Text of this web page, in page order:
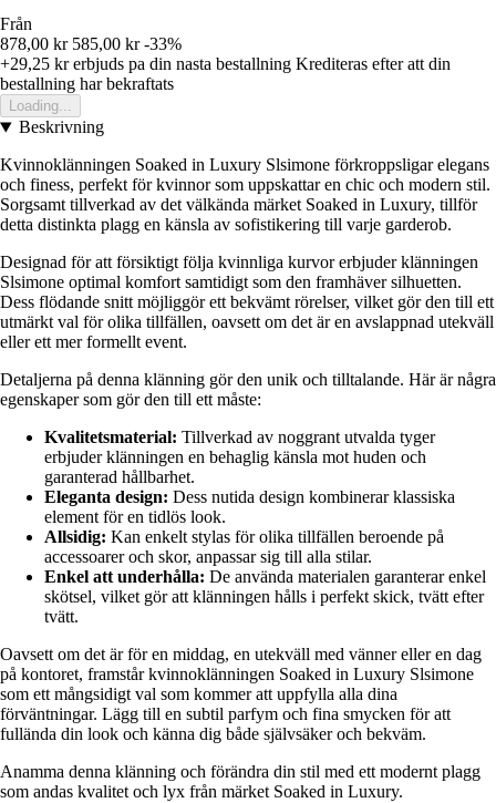
Från
878,00 kr 585,00 kr -33%
+29,25 krerbjuds pa din nasta bestallning Krediteras efter att din
bestallning har bekraftats
Loading...
Beskrivning
Kvinnoklänningen Soaked in Luxury Slsimone förkroppsligar elegans
och finess, perfekt för kvinnor som uppskattar en chic och modern stil.
Sorgsamt tillverkad av det välkända märket Soaked in Luxury, tillför
detta distinkta plagg en känsla av sofistikering till varje garderob.
Designad för att försiktigt följa kvinnliga kurvor erbjuder klänningen
Slsimone optimal komfort samtidigt som den framhäver silhuetten.
Dess flödande snitt möjliggör ett bekvämt rörelser, vilket gör den till ett
utmärkt val för olika tillfällen, oavsett om det är en avslappnad utekväll
eller ett mer formellt event.
Detaljerna på denna klänning gör den unik och tilltalande. Här är några
egenskaper som gör den till ett måste:
Kvalitetsmaterial: Tillverkad av noggrant utvalda tyger
erbjuder klänningen en behaglig känsla mot huden och
garanterad hållbarhet.
Eleganta design: Dess nutida design kombinerar klassiska
element för en tidlös look.
Allsidig: Kan enkelt stylas för olika tillfällen beroende på
accessoarer och skor, anpassar sig till alla stilar.
Enkel att underhålla: De använda materialen garanterar enkel
skötsel, vilket gör att klänningen hålls i perfekt skick, tvätt efter
tvätt.
Oavsett om det är för en middag, en utekväll med vänner eller en dag
på kontoret, framstår kvinnoklänningen Soaked in Luxury Slsimone
som ett mångsidigt val som kommer att uppfylla alla dina
förväntningar. Lägg till en subtil parfym och fina smycken för att
fullända din look och känna dig både självsäker och bekväm.
Anamma denna klänning och förändra din stil med ett modernt plagg
som andas kvalitet och lyx från märket Soaked in Luxury.